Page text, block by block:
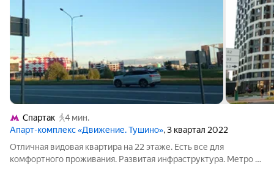
Спартак
4 мин.
Апарт-комплекс «Движение. Тушино», 3 квартал 2022
Отличная видовая квартира на 22 этаже. Есть все для
комфортного проживания. Развитая инфраструктура. Метро 3-